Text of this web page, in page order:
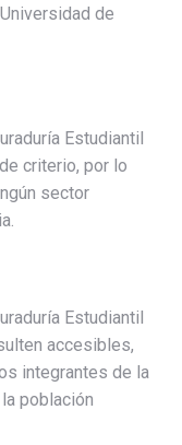
de
Estudiantil
criterio, por lo
sector
Estudiantil
accesibles,
integrantes de la
población